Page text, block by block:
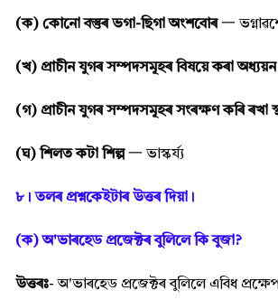
(ক) কোনো বস্তুৰ ভগা-ছিগা অংশবোৰ一
(খ) প্ৰাচীন যুগৰ সম্পদসমূহৰ বিষয়ে কৰা অধ্যয়ন
(গ) প্ৰাচীন যুগৰ সম্পদসমূহৰ সংৰক্ষণ কৰি ৰখা
(ঘ) শিলত কটা শিল্প一 ভাস্কৰ্য্য়
৮। তলৰ প্ৰশ্নকেইটাৰ উত্তৰ দিয়া।
(ক) অ'ভাৰহেড প্ৰজেক্টৰ বুলিলে কি বুজা?
উত্তৰঃ- অ'ভাৰহেড প্ৰজেক্টৰ বুলিলে এবিধ